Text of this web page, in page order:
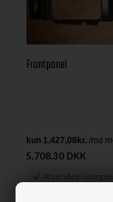
Frontpanel
5.708,30 DKK
Afsendes i morgen